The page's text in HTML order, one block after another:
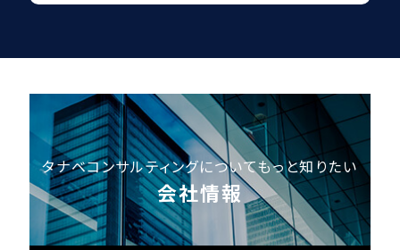
タナベコンサルティングについてもっと知りたい
会社情報